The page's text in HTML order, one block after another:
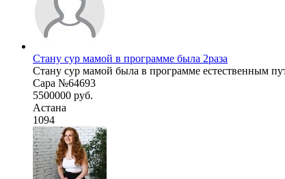
Стану сур мамой в программе была 2раза
Стану сур мамой была в программе естественным
Сара №64693
5500000 руб.
Астана
1094